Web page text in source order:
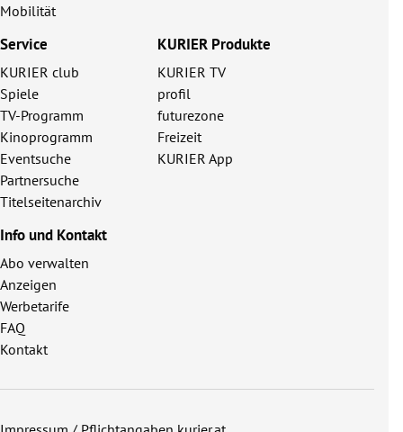
Mobilität
Service
KURIER club
Spiele
TV-Programm
Kinoprogramm
Eventsuche
Partnersuche
Titelseitenarchiv
KURIER Produkte
KURIER TV
profil
futurezone
Freizeit
KURIER App
Info und Kontakt
Abo verwalten
Anzeigen
Werbetarife
FAQ
Kontakt